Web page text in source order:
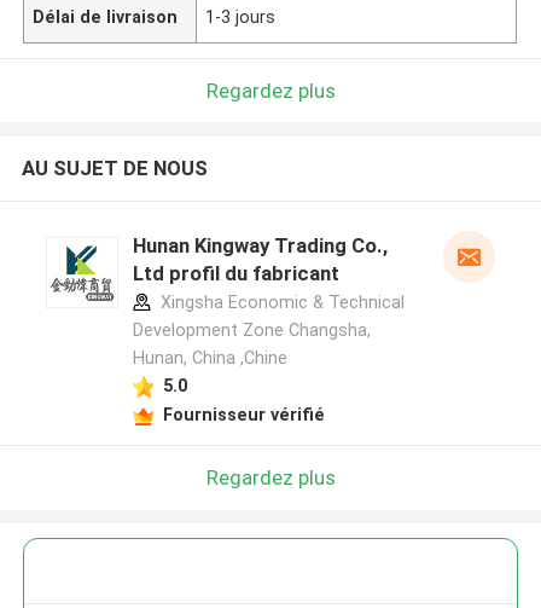
Délai de livraison 1-3 jours
Regardez plus
AU SUJET DE NOUS
Hunan Kingway Trading Co.,
Ltd profil du fabricant
Xingsha Economic & Technical
Development Zone Changsha,
Hunan, China ,Chine
5.0
Fournisseur vérifié
Regardez plus